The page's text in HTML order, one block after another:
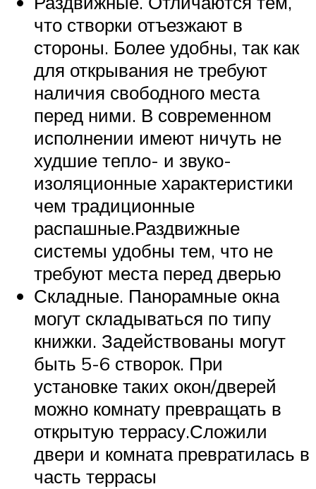
что створки отъезжают в
стороны. Более удобны, так как
для открывания не требуют
наличия свободного места
перед ними. В современном
исполнении имеют ничуть не
худшие тепло- и звуко-
изоляционные характеристики
чем традиционные
распашные.Раздвижные
системы удобны тем, что не
требуют места перед дверью
Складные. Панорамные окна
могут складываться по типу
книжки. Задействованы могут
быть 5-6 створок. При
установке таких окон/дверей
можно комнату превращать в
открытую террасу.Сложили
двери и комната превратилась в
часть террасы